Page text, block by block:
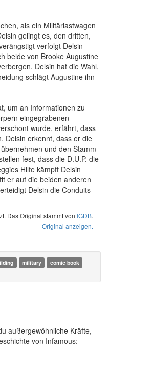
als ein Militärlastwagen
gelingt es, den dritten,
verfolgt Delsin
beide von Brooke Augustine
Delsin hat die Wahl,
schlägt Augustine ihn
um an Informationen zu
eingegrabenen
wurde, erfährt, dass
Delsin erkennt, dass er die
und den Stamm
fest, dass die D.U.P. die
Hilfe kämpft Delsin
er auf die beiden anderen
Delsin die Conduits
Das Original stammt von IGDB.
Original anzeigen.
military
comic book
außergewöhnliche Kräfte,
von Infamous: